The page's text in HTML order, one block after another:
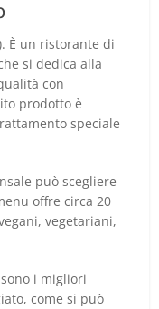
È un ristorante di
si dedica alla
con
prodotto è
speciale
può scegliere
offre circa 20
vegetariani,
i migliori
come si può